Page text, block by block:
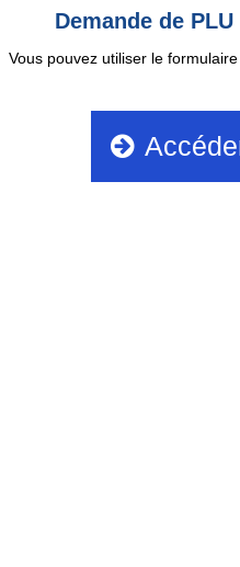
Demande de
Vous pouvez utiliser le